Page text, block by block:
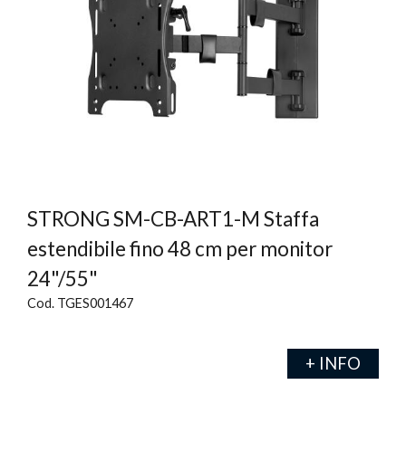
STRONG SM-CB-ART1-M Staffa
estendibile fino 48 cm per monitor
24"/55"
Cod. TGES001467
+ INFO